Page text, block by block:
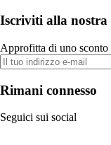
Iscriviti alla nostra
Approfitta di uno sconto
Rimani connesso
Seguici sui social